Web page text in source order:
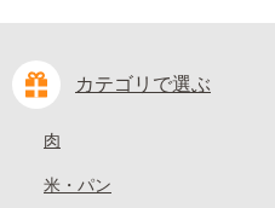
カテゴリで選ぶ
肉
米・パン